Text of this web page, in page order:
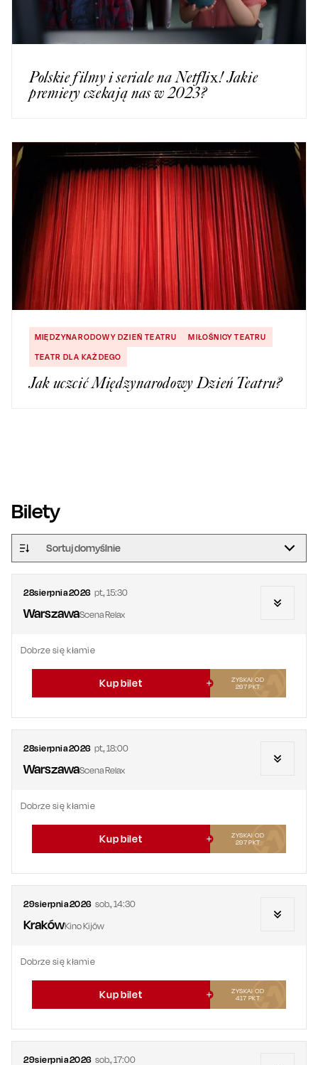
Polskie filmy i seriale na Netflix! Jakie
premiery czekają nas w 2023?
MIĘDZYNARODOWY DZIEŃ TEATRU
MIŁOŚNICY TEATRU
TEATR DLA KAŻDEGO
Jak uczcić Międzynarodowy Dzień Teatru?
Bilety
Sortuj domyślnie
28sierpnia2026 pt.,15:30
WarszawaScena Relax
Dobrze się kłamie
Kup bilet
ZYSKAJ OD
297PKT
28sierpnia2026 pt.,18:00
WarszawaScena Relax
Dobrze się kłamie
Kup bilet
ZYSKAJ OD
297PKT
29sierpnia2026 sob.,14:30
KrakówKino Kijów
Dobrze się kłamie
Kup bilet
ZYSKAJ OD
417 PKT
29sierpnia2026 sob.,17:00